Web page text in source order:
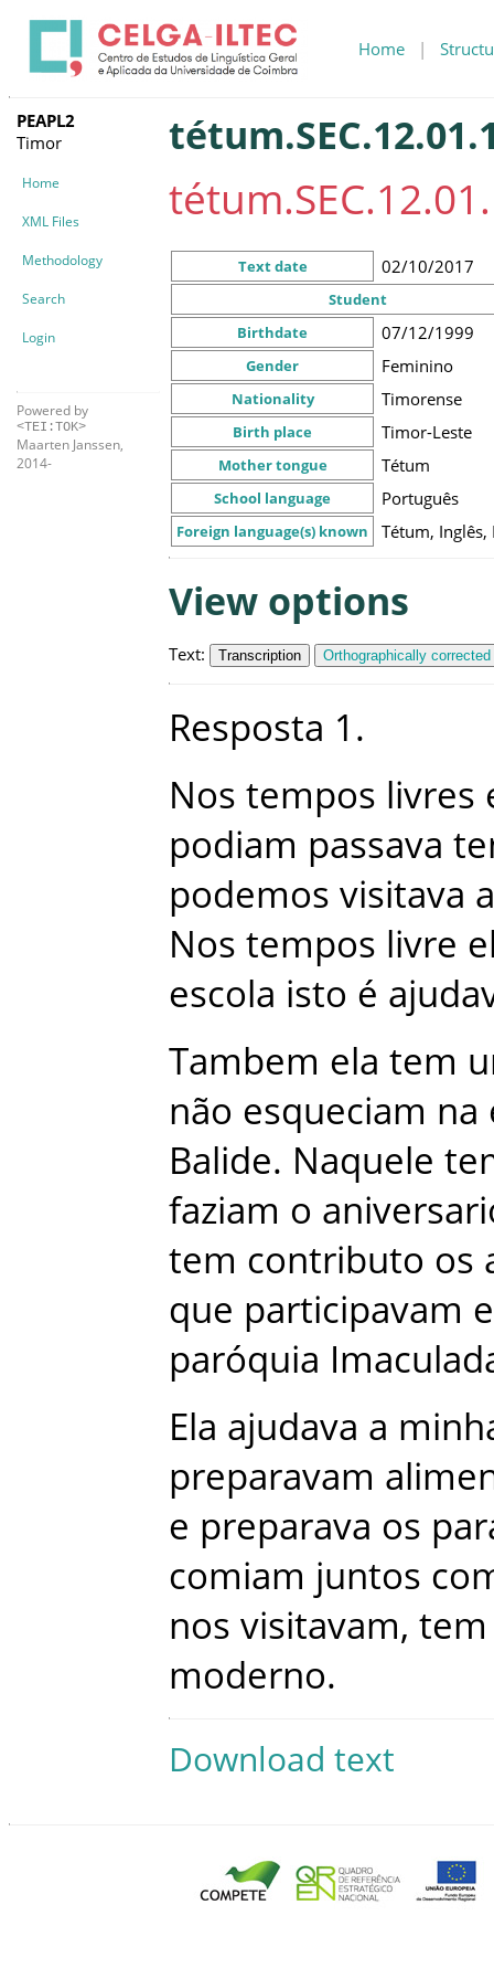
Home |
PEAPL2
Timor
Home
XML Files
Methodology
Search
Login
Powered by
<TEI:TOK>
Maarten Janssen,
2014-
Text date 02/10/2017
Student
Birthdate
07/12/1999
Gender Feminino
Nationality Timorense
Birth place Timor-Leste
Mother tongue Tétum
School language Português
Foreign language(s) known Tétum, Inglês,
View options
Text: Transcription Orthographically
Resposta 1 .
Nos tempos livres
podiam passava
podemos visitava a
Nos tempos livre
escola isto é
Tambem ela tem
não esqueciam na
Balide. Naquele
faziam o
tem contributo os
que participavam
paróquia
Ela ajudava a
preparavam
e preparava os
comiam juntos
nos visitavam, tem
moderno.
Download text